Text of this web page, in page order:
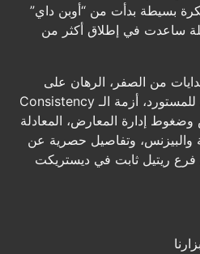
بسيطة بدأت من “أوبن داي”
ساعدت في إطلاق أكثر من
من الصفر، الرهان على
جودة المنتج المصري كبديل للمستورد، أزمة الـ Consistency
إدارة المعارض، المعادلة
والبيزنس، وتفاصيل حصرية عن
فرع ريتيل ثابت في ديستريكت